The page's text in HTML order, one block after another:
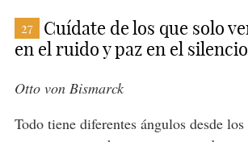
27
Cuídate de los que solo
en el ruido y paz en el silencio
Otto von Bismarck
Todo tiene diferentes ángulos desde